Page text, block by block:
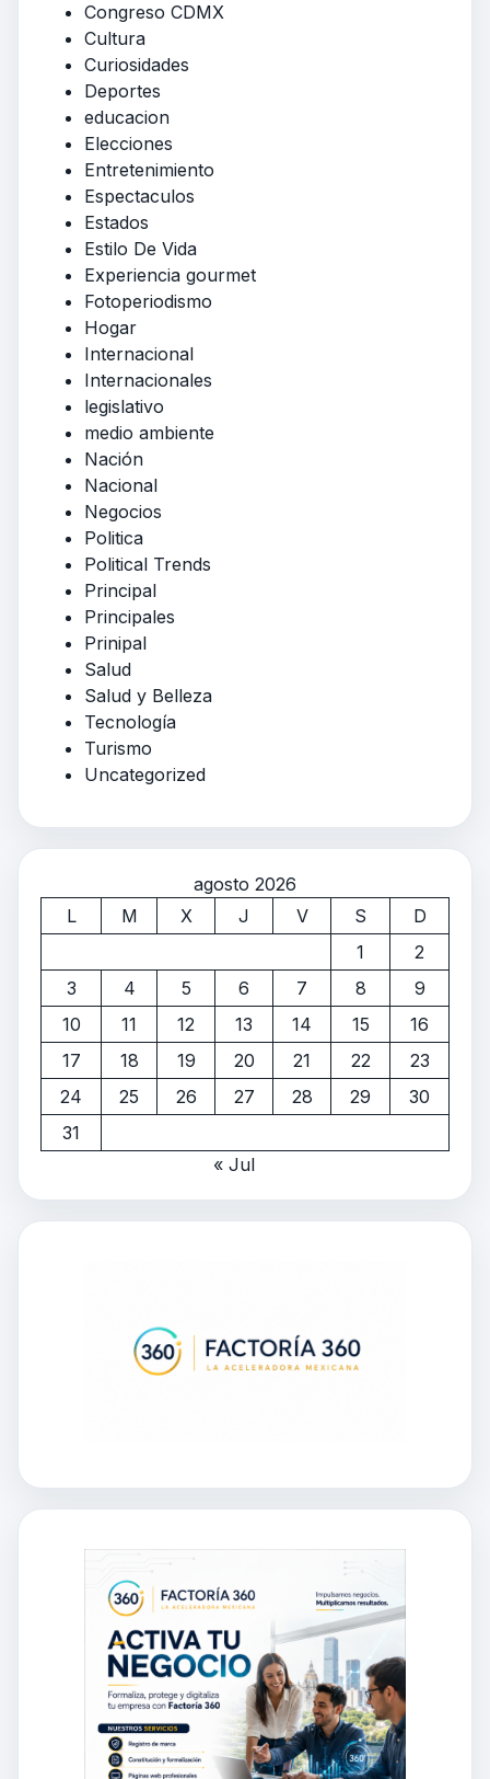
Congreso CDMX
Cultura
Curiosidades
Deportes
educacion
Elecciones
Entretenimiento
Espectaculos
Estados
Estilo De Vida
Experiencia gourmet
Fotoperiodismo
Hogar
Internacional
Internacionales
legislativo
medio ambiente
Nación
Nacional
Negocios
Politica
Political Trends
Principal
Principales
Prinipal
Salud
Salud y Belleza
Tecnología
Turismo
Uncategorized
agosto 2026
L
M X J V S
D
1
2
3
4 5 6 7 8
9
10
11 12 13 14 15
16
17
18 19 20 21 22
23
24
25 26 27 28 29
30
31
« Jul